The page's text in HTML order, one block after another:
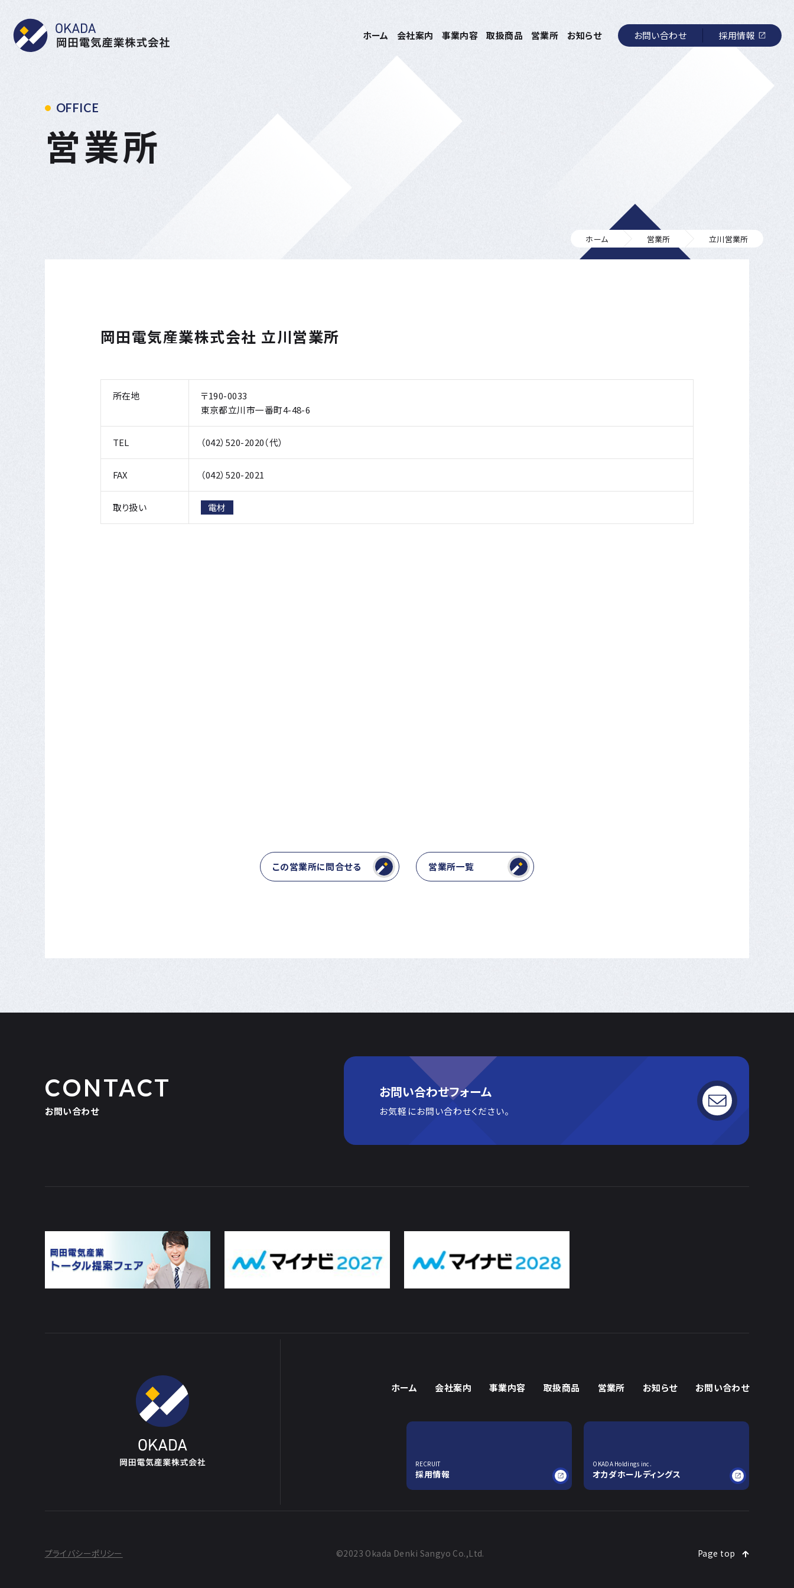
ホーム
会社案内 事業内容 取扱商品 営業所 お知らせ お問い合わせ 採用情報
OFFICE
営業所
ホーム 営業所 立川営業所
岡田電気産業株式会社 立川営業所
所在地
〒190-0033
東京都立川市一番町4-48-6
TEL （042）520-2020（代）
FAX （042）520-2021
取り扱い 電材
この営業所に問合せる 営業所一覧
CONTACT
お問い合わせ
お問い合わせフォーム
お気軽にお問い合わせください。
ホーム 会社案内 事業内容 取扱商品 営業所 お知らせ お問い合わせ
RECRUIT
採用情報
OKADA Holdings inc.
オカダホールディングス
プライバシーポリシー ©2023 Okada Denki Sangyo Co.,Ltd. Page top